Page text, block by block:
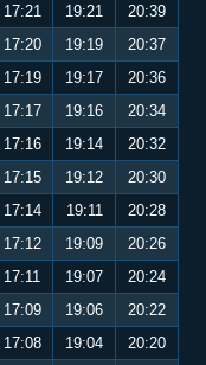
17:21 19:21
20:39
17:20 19:19
20:37
17:19 19:17
20:36
17:17 19:16
20:34
17:16 19:14
20:32
17:15 19:12
20:30
17:14 19:11
20:28
17:12 19:09
20:26
17:11 19:07
20:24
17:09 19:06
20:22
17:08 19:04
20:20